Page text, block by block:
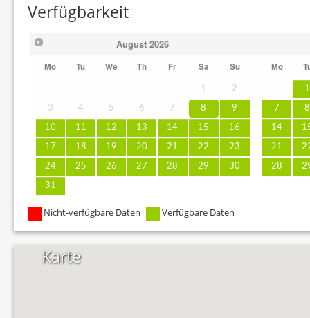
Verfügbarkeit
August 2026
Mo Tu We Th Fr Sa Su
1 2
3 4 5 6 7 8 9
10 11 12 13 14 15 16
17 18 19 20 21 22 23
24 25 26 27 28 29 30
31
Mo
1
7 8
14
21
28
Nicht-verfügbare Daten Verfügbare Daten
Karte